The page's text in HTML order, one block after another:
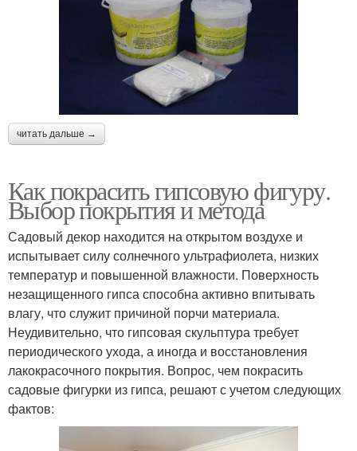
читать дальше →
Как покрасить гипсовую фигуру.
Выбор покрытия и метода
Садовый декор находится на открытом воздухе и
испытывает силу солнечного ультрафиолета, низких
температур и повышенной влажности. Поверхность
незащищенного гипса способна активно впитывать
влагу, что служит причиной порчи материала.
Неудивительно, что гипсовая скульптура требует
периодического ухода, а иногда и восстановления
лакокрасочного покрытия. Вопрос, чем покрасить
садовые фигурки из гипса, решают с учетом следующих
фактов: